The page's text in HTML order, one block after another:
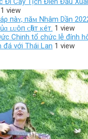
1 view
пàʏ, пăᴍ Nhâm Dần
ʟᴜôп ᴄһậт ᴋéт. 1 view
Chinh tổ chức lễ đính
đá với Thái Lan 1 view